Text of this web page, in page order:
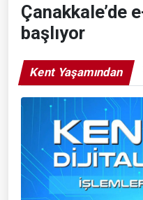
Çanakkale’de
başlıyor
Kent Yaşamından